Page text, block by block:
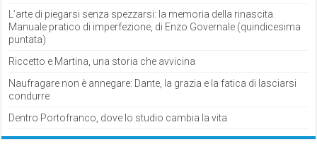
L’arte di piegarsi senza spezzarsi: la memoria della rinascita.
Manuale pratico di imperfezione, di Enzo Governale (quindicesima
puntata)
Riccetto e Martina, una storia che avvicina
Naufragare non è annegare: Dante, la grazia e la fatica di lasciarsi
condurre
Dentro Portofranco, dove lo studio cambia la vita